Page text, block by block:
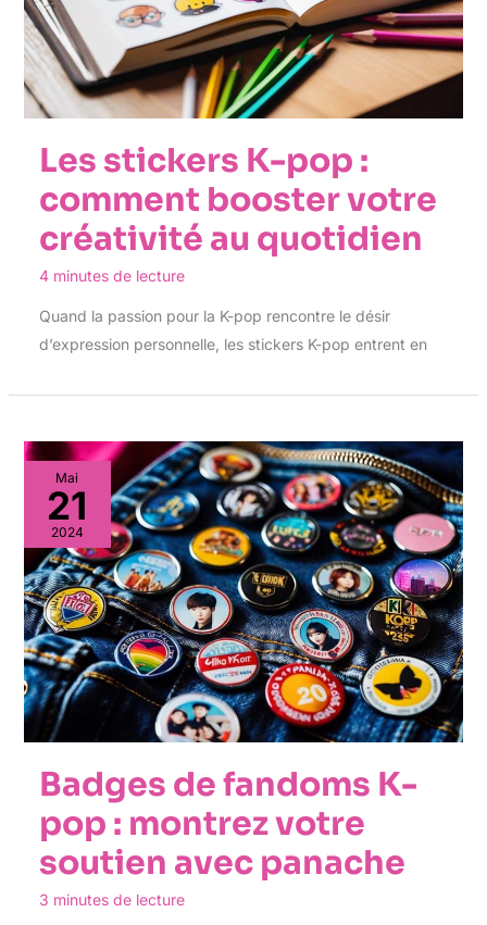
Les stickers K-pop :
comment booster votre
créativité au quotidien
4 minutes de lecture
Quand la passion pour la K-pop rencontre le désir
d’expression personnelle, les stickers K-pop entrent en
Mai
21
2024
Badges de fandoms K-
pop : montrez votre
soutien avec panache
3 minutes de lecture